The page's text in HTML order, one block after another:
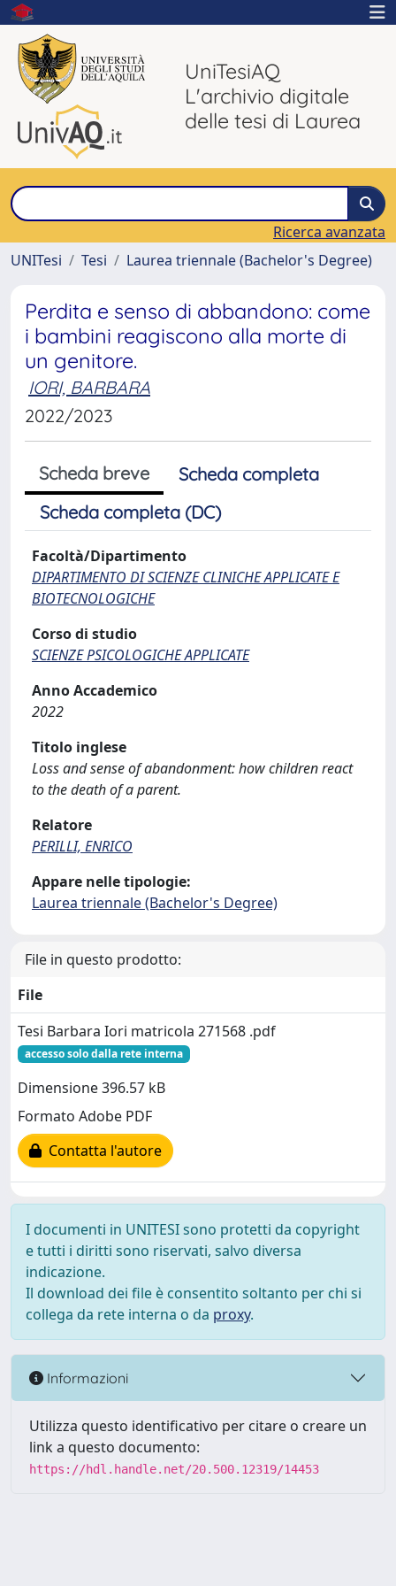
UniTesiAQ
L'archivio digitale
delle tesi di Laurea
Ricerca avanzata
UNITesi
Tesi Laurea triennale (Bachelor's Degree)
Perdita e senso di abbandono: come
i bambini reagiscono alla morte di
un genitore.
IORI, BARBARA
2022/2023
Scheda breve
Scheda completa
Scheda completa (DC)
Facoltà/Dipartimento
DIPARTIMENTO DI SCIENZE CLINICHE APPLICATE E
BIOTECNOLOGICHE
Corso di studio
SCIENZE PSICOLOGICHE APPLICATE
Anno Accademico
2022
Titolo inglese
Loss and sense of abandonment: how children react
to the death of a parent.
Relatore
PERILLI, ENRICO
Appare nelle tipologie:
Laurea triennale (Bachelor's Degree)
File in questo prodotto:
File
Tesi Barbara Iori matricola 271568 .pdf
accesso solo dalla rete interna
Dimensione 396.57 kB
Formato Adobe PDF
Contatta l'autore
I documenti in UNITESI sono protetti da copyright
e tutti i diritti sono riservati, salvo diversa
indicazione.
Il download dei file è consentito soltanto per chi si
collega da rete interna o da proxy.
Informazioni
Utilizza questo identificativo per citare o creare un
link a questo documento:
https://hdl.handle.net/20.500.12319/14453